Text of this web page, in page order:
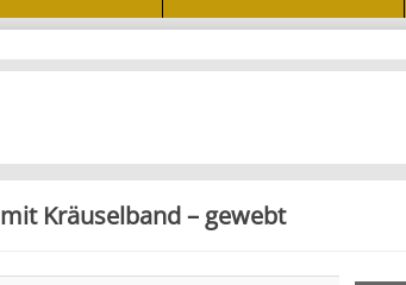
Kräuselband – gewebt